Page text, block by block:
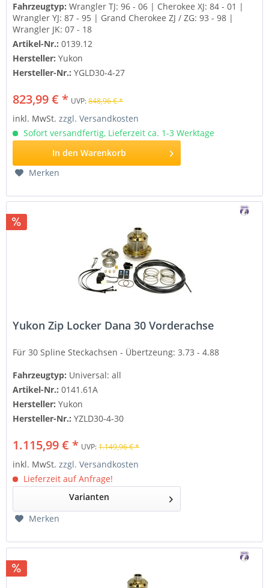
Fahrzeugtyp:Wrangler TJ: 96 - 06 | Cherokee XJ: 84 - 01 |
Wrangler YJ: 87 - 95 | Grand Cherokee ZJ / ZG: 93 - 98 |
Wrangler JK: 07 - 18
Artikel-Nr.:0139.12
Hersteller:Yukon
Hersteller-Nr.:YGLD30-4-27
823,99 € * UVP:848,96 € *
inkl. MwSt.zzgl. Versandkosten
Sofort versandfertig, Lieferzeit ca. 1-3 Werktage
In den Warenkorb
Merken
Yukon Zip Locker Dana 30 Vorderachse
Für 30 Spline Steckachsen - Übertzeung: 3.73 - 4.88
Fahrzeugtyp: Universal: all
Artikel-Nr.:0141.61A
Hersteller:Yukon
Hersteller-Nr.:YZLD30-4-30
1.115,99 € * UVP:1.149,96 € *
inkl. MwSt.zzgl. Versandkosten
Lieferzeit auf Anfrage!
Varianten
Merken